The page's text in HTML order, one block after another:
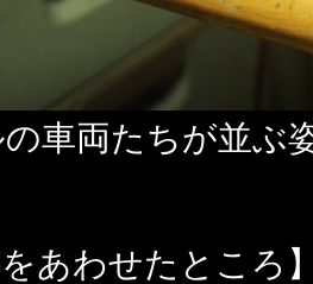
車両たちが並ぶ
をあわせたところ